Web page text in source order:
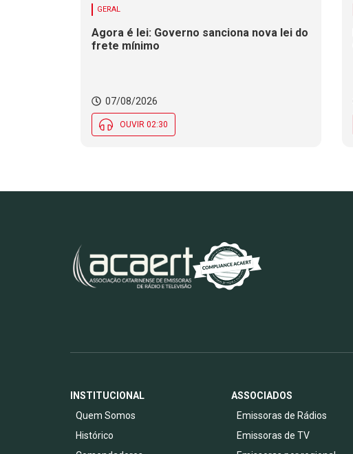
GERAL
Agora é lei: Governo sanciona nova lei do
frete mínimo
07/08/2026
OUVIR 02:30
INSTITUCIONAL
Quem Somos
Histórico
ASSOCIADOS
Emissoras de Rádios
Emissoras de TV